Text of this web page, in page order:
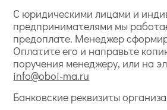
С юридическими лицами и
предпринимателями мы
предоплате. Менеджер
Оплатите его и направьте
поручения менеджеру, или на
info@oboi-ma.ru
Банковские реквизиты